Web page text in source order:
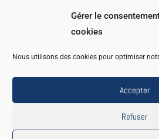
Gérer le
cookies
Nous utilisons des cookies pour optimiser
Accepter
Refuser
Powered by